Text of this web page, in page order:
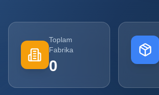
Tüm
Ürünler
Toplam
Fabrika
0